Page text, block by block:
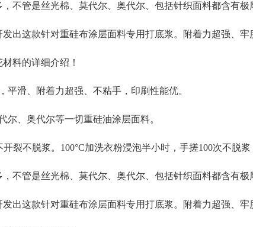
不管是丝光棉、莫代尔、奥代尔、包括针织面料都含有
出这款针对重硅布涂层面料专用打底浆。附着力超强、
料的详细介绍！
平滑、附着力超强、不粘手，印刷性能优。
尔、奥代尔等一切重硅油涂层面料。
裂不脱浆。100°C加洗衣粉浸泡半小时，手搓100次不脱浆
不管是丝光棉、莫代尔、奥代尔、包括针织面料都含有
出这款针对重硅布涂层面料专用打底浆。附着力超强、